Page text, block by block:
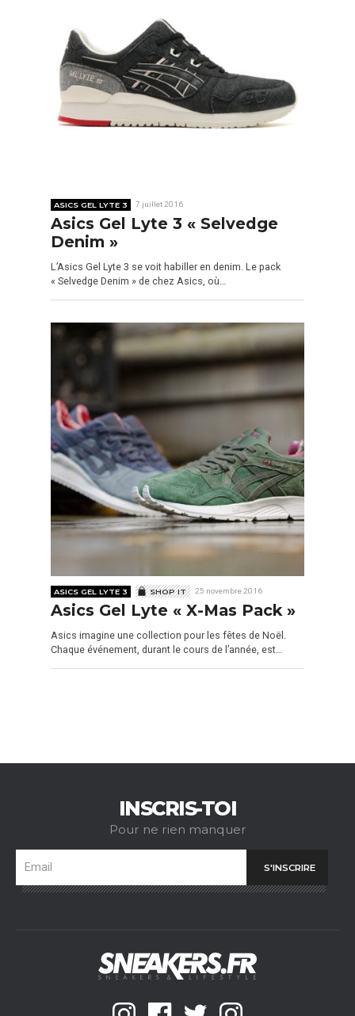
ASICS GEL LYTE 3 7 juillet 2016
Asics Gel Lyte 3 « Selvedge
Denim »
L’Asics Gel Lyte 3 se voit habiller en denim. Le pack
« Selvedge Denim » de chez Asics, où…
ASICS GEL LYTE 3 SHOP IT 25 novembre 2016
Asics Gel Lyte « X-Mas Pack »
Asics imagine une collection pour les fêtes de Noël.
Chaque événement, durant le cours de l’année, est…
INSCRIS-TOI
Pour ne rien manquer